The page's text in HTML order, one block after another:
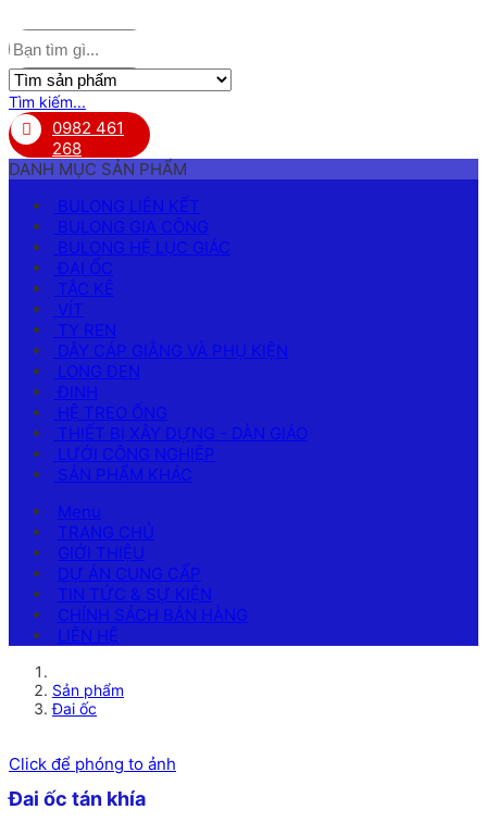
Tìm kiếm...
0982 461
268
DANH MỤC SẢN PHẨM
BULONG LIÊN KẾT
BULONG GIA CÔNG
BULONG HỆ LỤC GIÁC
ĐAI ỐC
TẮC KÊ
VÍT
TY REN
DÂY CÁP GIẰNG VÀ PHỤ KIỆN
LONG ĐEN
ĐINH
HỆ TREO ỐNG
THIẾT BỊ XÂY DỰNG - DÀN GIÁO
LƯỚI CÔNG NGHIỆP
SẢN PHẨM KHÁC
Menu
TRANG CHỦ
GIỚI THIỆU
DỰ ÁN CUNG CẤP
TIN TỨC & SỰ KIỆN
CHÍNH SÁCH BÁN HÀNG
LIÊN HỆ
Sản phẩm
Đai ốc
Click để phóng to ảnh
Đai ốc tán khía